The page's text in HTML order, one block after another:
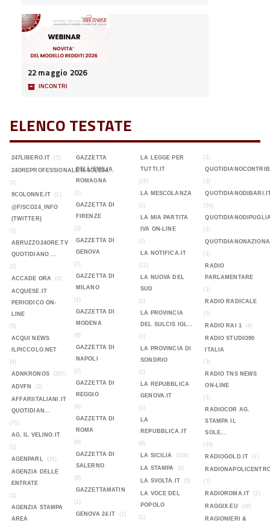
22 maggio 2026
📦 INCONTRI
ELENCO TESTATE
247LIBERO.IT (5)
24OREPROFESSIONALE.ILSOLE24...
(1)
9COLONNE.IT
(1)
@FISCO24_INFO
(TWITTER)
(1)
ABRUZZO24ORE.TV
QUOTIDIANO ...
(1)
ACCADE ORA
(3)
ACQUESE.IT
PERIODICO ON-
LINE
(5)
ACQUI NEWS
ILPICCOLO.NET
(4)
ADNKRONOS
(207)
ADVFN (2)
AFFARIITALIANI.IT
QUOTIDIAN...
(71)
AG. IL VELINO.IT
(1)
AGENPARL
(31)
AGENZIA DELLE
ENTRATE
(1)
AGENZIA STAMPA
AREA
GAZZETTA
DELL'EMILIA
ROMAGNA
(1)
GAZZETTA DI
FIRENZE
(3)
GAZZETTA DI
GENOVA
(7)
GAZZETTA DI
MILANO
(1)
GAZZETTA DI
MODENA
(8)
GAZZETTA DI
NAPOLI
(2)
GAZZETTA DI
REGGIO
(8)
GAZZETTA DI
ROMA
(6)
GAZZETTA DI
SALERNO
(8)
GAZZETTAMATIN
(1)
GENOVA 24.IT
(1)
LA LEGGE PER
TUTTI.IT
(16)
LA MESCOLANZA
(1)
LA MIA PARTITA
IVA ON-LINE
(2)
LA NOTIFICA.IT
(12)
LA NUOVA DEL
SUD
(1)
LA PROVINCIA
DEL SULCIS IGL...
(1)
LA PROVINCIA DI
SONDRIO
(1)
LA REPUBBLICA
GENOVA.IT
(1)
LA
REPUBBLICA.IT
(6)
LA SICILIA
(108)
LA STAMPA (6)
LA SVOLTA.IT (5)
LA VOCE DEL
POPOLO
(1)
(1)
(3)
(54)
(2)
(1)
RADIO
PARLAMENTARE
(1)
RADIO RADICALE
(5)
RADIO RAI 1
(4)
RADIO STUDIO90
ITALIA
(3)
RADIO TNS NEWS
ON-LINE
(1)
RADIOCOR AG.
STAMPA IL
SOLE...
(18)
RADIOGOLD.IT
(1)
(7)
RADIOROMA.IT
(2)
RAGGIX.EU (16)
RAGIONIERI &